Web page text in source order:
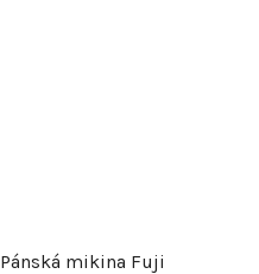
Pánská mikina Fuji